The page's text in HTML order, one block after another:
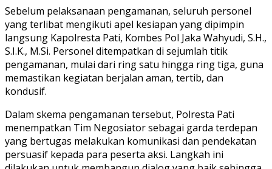
Sebelum pelaksanaan pengamanan, seluruh personel
yang terlibat mengikuti apel kesiapan yang dipimpin
langsung Kapolresta Pati, Kombes Pol Jaka Wahyudi, S.H.,
S.I.K., M.Si. Personel ditempatkan di sejumlah titik
pengamanan, mulai dari ring satu hingga ring tiga, guna
memastikan kegiatan berjalan aman, tertib, dan
kondusif.
Dalam skema pengamanan tersebut, Polresta Pati
menempatkan Tim Negosiator sebagai garda terdepan
yang bertugas melakukan komunikasi dan pendekatan
persuasif kepada para peserta aksi. Langkah ini